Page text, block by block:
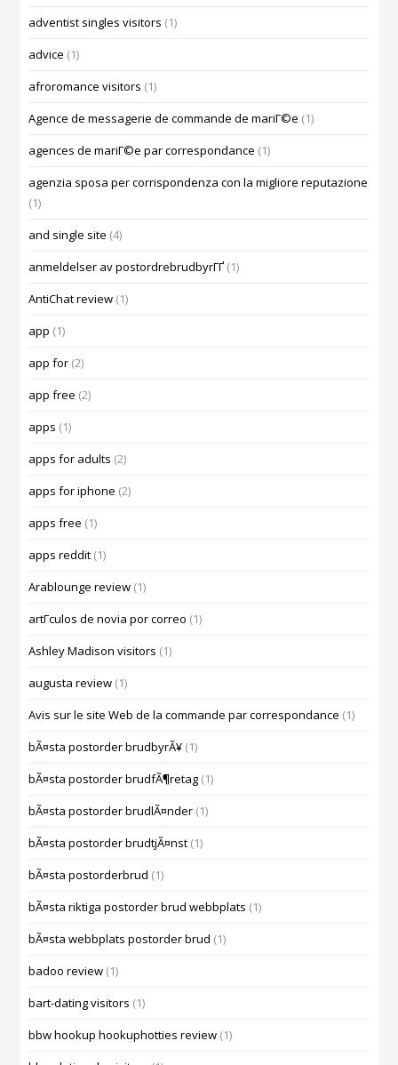
adventist singles visitors (1)
advice (1)
afroromance visitors (1)
Agence de messagerie de commande de mariГ©e (1)
agences de mariГ©e par correspondance (1)
agenzia sposa per corrispondenza con la migliore reputazione
(1)
and single site (4)
anmeldelser av postordrebrudbyrГҐ (1)
AntiChat review (1)
app (1)
app for (2)
app free (2)
apps (1)
apps for adults (2)
apps for iphone (2)
apps free (1)
apps reddit (1)
Arablounge review (1)
artГ­culos de novia por correo (1)
Ashley Madison visitors (1)
augusta review (1)
Avis sur le site Web de la commande par correspondance (1)
bÃ¤sta postorder brudbyrÃ¥ (1)
bÃ¤sta postorder brudfÃ¶retag (1)
bÃ¤sta postorder brudlÃ¤nder (1)
bÃ¤sta postorder brudtjÃ¤nst (1)
bÃ¤sta postorderbrud (1)
bÃ¤sta riktiga postorder brud webbplats (1)
bÃ¤sta webbplats postorder brud (1)
badoo review (1)
bart-dating visitors (1)
bbw hookup hookuphotties review (1)